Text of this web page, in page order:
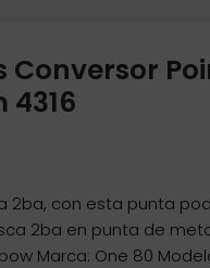
4316
2ba, con esta punta
2ba en punta de
Marca: One 80